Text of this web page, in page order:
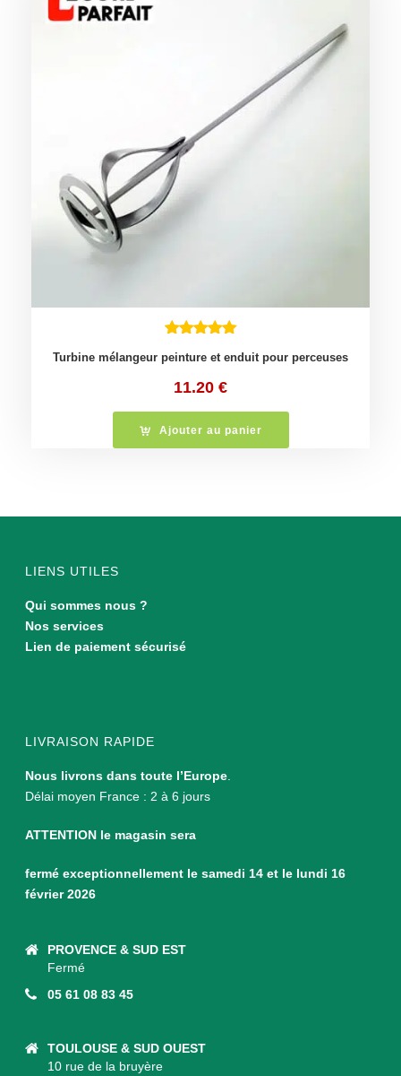
Turbine mélangeur peinture et enduit pour perceuses
11.20 €
Ajouter au panier
LIENS UTILES
Qui sommes nous ?
Nos services
Lien de paiement sécurisé
LIVRAISON RAPIDE
Nous livrons dans toute l’Europe
Délai moyen France : 2 à 6 jours
ATTENTION le magasin sera
fermé exceptionnellement le samedi 14 et le lundi 16
février 2026
PROVENCE & SUD EST
Fermé
05 61 08 83 45
TOULOUSE & SUD OUEST
10 rue de la bruyère